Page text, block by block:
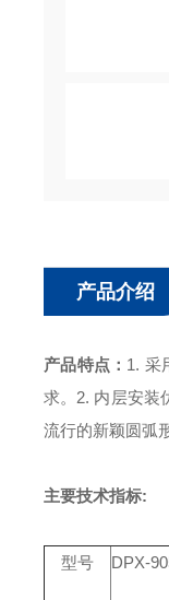
产品介绍
产品特点： 1. 采
求。 2. 内层安装
流行的新颖圆弧
主要技术指标:
型号 DPX-